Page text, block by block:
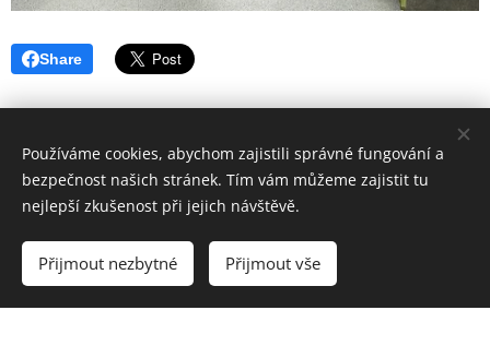
Share
Hygiena Dent | Dentální hygiena Veselí nad Moravou |
Vytvořeno službou Webnode
Používáme cookies, abychom zajistili správné fungování a
bezpečnost našich stránek. Tím vám můžeme zajistit tu
nejlepší zkušenost při jejich návštěvě.
Přijmout nezbytné Přijmout vše